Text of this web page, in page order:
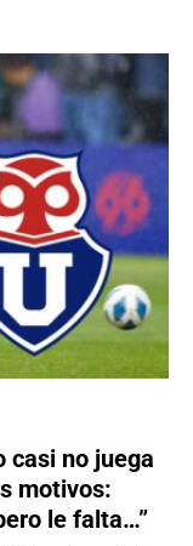
casi no juega
motivos:
le falta…”